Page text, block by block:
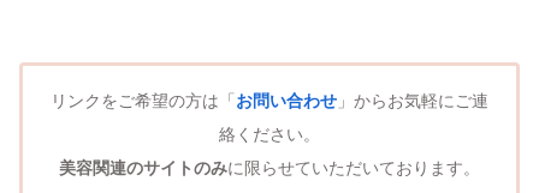
リンクをご希望の方は「 お問い合わせ 」からお気軽にご連
絡ください。
美容関連のサイトのみに限らせていただいております。